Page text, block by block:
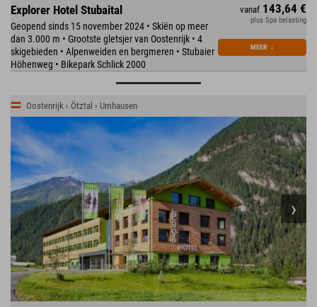
Explorer Hotel Stubaital
Geopend sinds 15 november 2024 • Skiën op meer
dan 3.000 m • Grootste gletsjer van Oostenrijk • 4
skigebieden • Alpenweiden en bergmeren • Stubaier
Höhenweg • Bikepark Schlick 2000
vanaf 143,64 €
plus Spa belasting
MEER ↓
Oostenrijk › Ötztal › Umhausen